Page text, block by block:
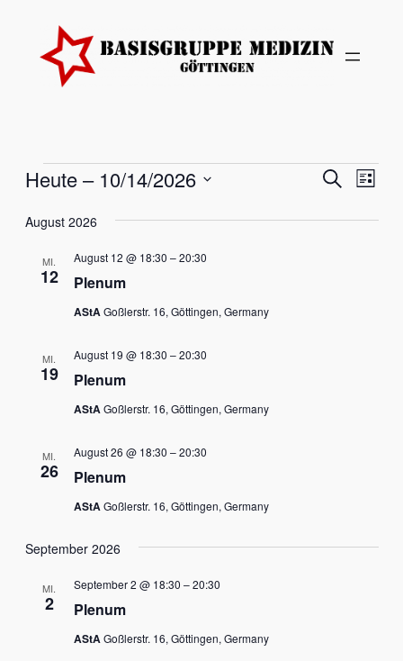
Veranstaltungen
Suche
SucheListe
Heute – 10/14/2026
wählen.
August 2026
MI.
12 Plenum
August 12 @ 18:30 –20:30
AStAGoßlerstr. 16, Göttingen, Germany
MI.
19 Plenum
August 19 @ 18:30 –20:30
AStAGoßlerstr. 16, Göttingen, Germany
MI.
26 Plenum
August 26 @ 18:30 –20:30
AStAGoßlerstr. 16, Göttingen, Germany
September 2026
MI.
2 Plenum
September 2 @ 18:30 –20:30
AStAGoßlerstr. 16, Göttingen, Germany